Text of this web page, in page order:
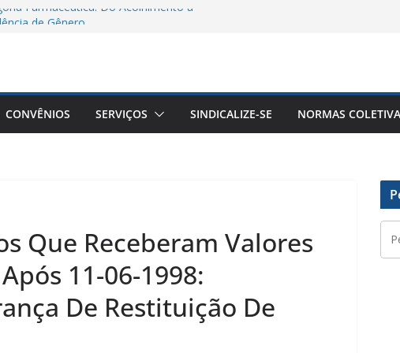
Farmacêutica: Do Acolhimento à
de Gênero
do Brasil a Aprovação do Piso
CONVÊNIOS SERVIÇOS SINDICALIZE-SE NORMAS
Que Receberam Valores
11-06-1998:
De Restituição De